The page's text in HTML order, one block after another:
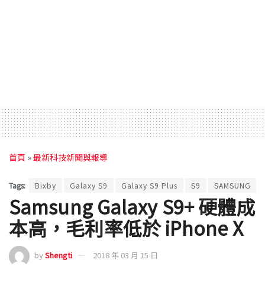
首頁 »最新科技新聞與報導
Tags: Bixby Galaxy S9 Galaxy S9 Plus S9 SAMSUNG
Samsung Galaxy S9+ 硬體成
本高，毛利率低於 iPhone X
byShengti 2018 年 03 月 15 日